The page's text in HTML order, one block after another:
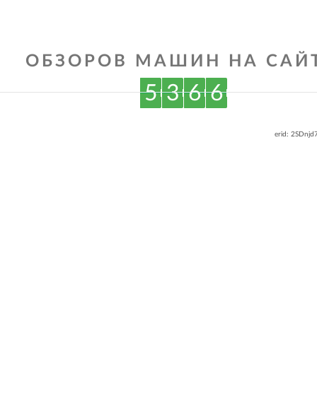
ОБЗОРОВ МАШИН НА
5 3 6 6
erid: